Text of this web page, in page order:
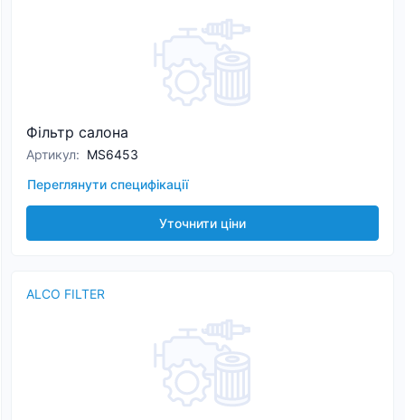
Фільтр салона
Артикул: MS6453
Переглянути специфікації
Уточнити ціни
ALCO FILTER